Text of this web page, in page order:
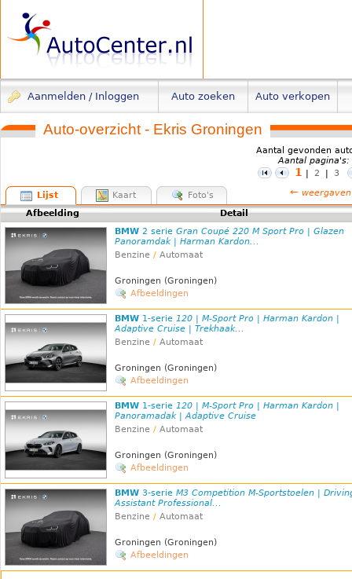
Aanmelden / Inloggen Auto zoeken Auto verkopen
Auto-overzicht - Ekris Groningen
Aantal gevonden
Aantal pagina's:
1 | 2 | 3
Lijst Kaart Foto's ← weergaven
Afbeelding
Detail
BMW 2 serie Gran Coupé 220 M Sport Pro | Glazen
Panoramdak | Harman Kardon...
Benzine / Automaat
Groningen (Groningen)
Afbeeldingen
BMW 1-serie 120 | M-Sport Pro | Harman Kardon |
Adaptive Cruise | Trekhaak...
Benzine / Automaat
Groningen (Groningen)
Afbeeldingen
BMW 1-serie 120 | M-Sport Pro | Harman Kardon |
Panoramadak | Adaptive Cruise
Benzine / Automaat
Groningen (Groningen)
Afbeeldingen
BMW 3-serie M3 Competition M-Sportstoelen |
Assistant Professional...
Benzine / Automaat
Groningen (Groningen)
Afbeeldingen